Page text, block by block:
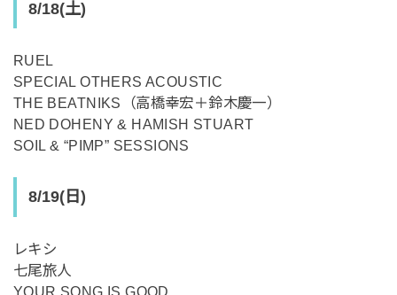
8/18(土)
RUEL
SPECIAL OTHERS ACOUSTIC
THE BEATNIKS（高橋幸宏＋鈴木慶一）
NED DOHENY & HAMISH STUART
SOIL & “PIMP” SESSIONS
8/19(日)
レキシ
七尾旅人
YOUR SONG IS GOOD